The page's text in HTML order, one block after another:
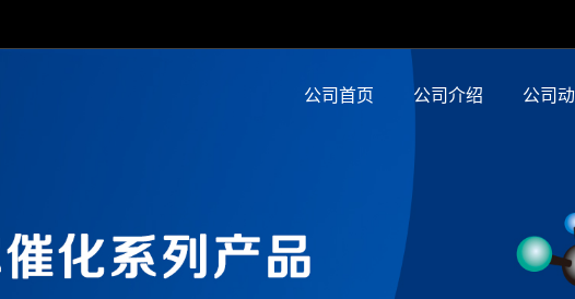
公司首页 公司介绍 公司